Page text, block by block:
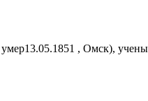
, Омск),